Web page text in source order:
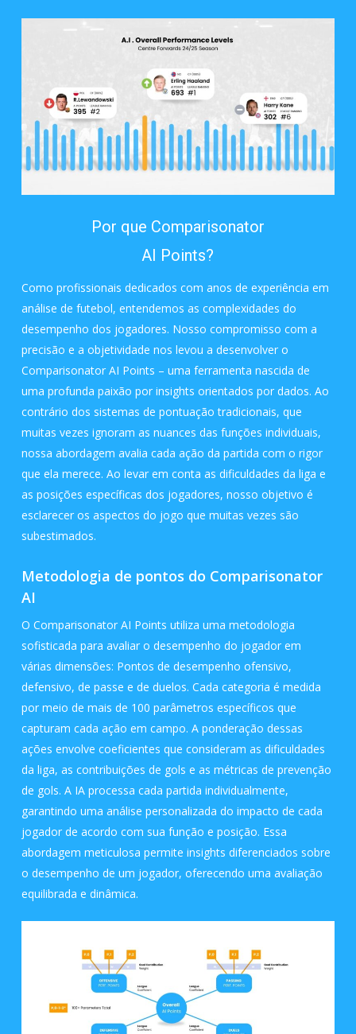
Por que Comparisonator
AI Points?
Como profissionais dedicados com anos de experiência em
análise de futebol, entendemos as complexidades do
desempenho dos jogadores. Nosso compromisso com a
precisão e a objetividade nos levou a desenvolver o
Comparisonator AI Points – uma ferramenta nascida de
uma profunda paixão por insights orientados por dados. Ao
contrário dos sistemas de pontuação tradicionais, que
muitas vezes ignoram as nuances das funções individuais,
nossa abordagem avalia cada ação da partida com o rigor
que ela merece. Ao levar em conta as dificuldades da liga e
as posições específicas dos jogadores, nosso objetivo é
esclarecer os aspectos do jogo que muitas vezes são
subestimados.
Metodologia de pontos do Comparisonator
AI
O Comparisonator AI Points utiliza uma metodologia
sofisticada para avaliar o desempenho do jogador em
várias dimensões: Pontos de desempenho ofensivo,
defensivo, de passe e de duelos. Cada categoria é medida
por meio de mais de 100 parâmetros específicos que
capturam cada ação em campo. A ponderação dessas
ações envolve coeficientes que consideram as dificuldades
da liga, as contribuições de gols e as métricas de prevenção
de gols. A IA processa cada partida individualmente,
garantindo uma análise personalizada do impacto de cada
jogador de acordo com sua função e posição. Essa
abordagem meticulosa permite insights diferenciados sobre
o desempenho de um jogador, oferecendo uma avaliação
equilibrada e dinâmica.